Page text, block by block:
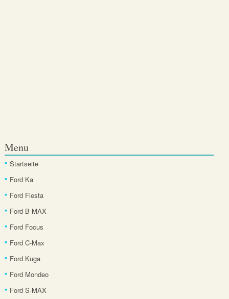
Menu
Startseite
Ford Ka
Ford Fiesta
Ford B-MAX
Ford Focus
Ford C-Max
Ford Kuga
Ford Mondeo
Ford S-MAX